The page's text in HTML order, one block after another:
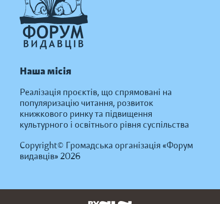
Наша місія
Реалізація проєктів, що спрямовані на
популяризацію читання, розвиток
книжкового ринку та підвищення
культурного і освітнього рівня суспільства
Copyright© Громадська організація «Форум
видавців» 2026